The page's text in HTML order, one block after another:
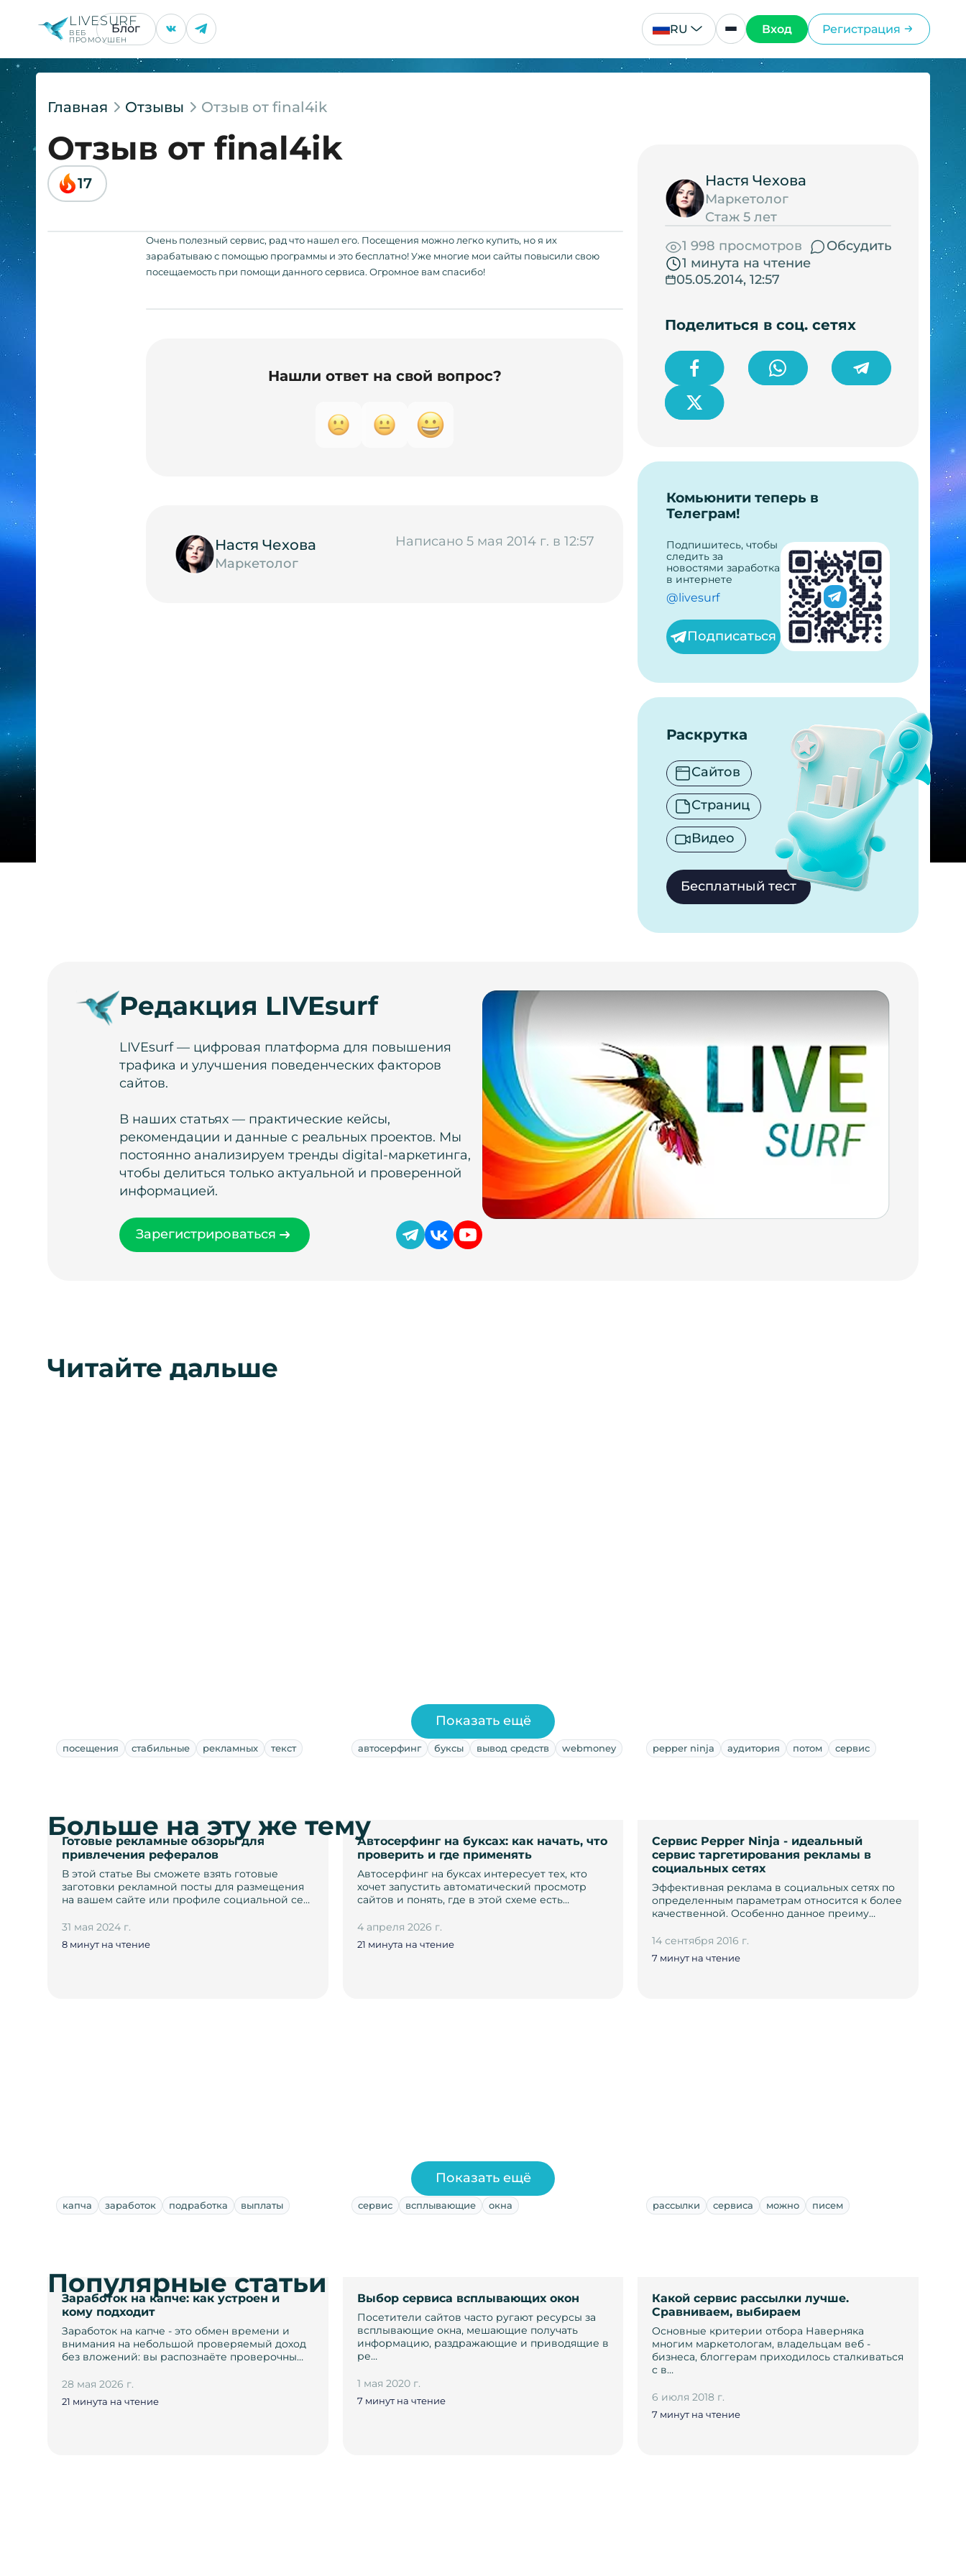
LIVESURF
ВЕБ
ПРОМОУШЕН
Блог RU Вход Регистрация
Главная Отзывы Отзыв от final4ik
Отзыв от final4ik
17
Очень полезный сервис, рад что нашел его. Посещения можно легко купить, но я их
зарабатываю с помощью программы и это бесплатно! Уже многие мои сайты повысили свою
посещаемость при помощи данного сервиса. Огромное вам спасибо!
Нашли ответ на свой вопрос?
Настя Чехова
Маркетолог
Написано 5 мая 2014 г. в 12:57
Настя Чехова
Маркетолог
Стаж 5 лет
1 998 просмотров
Обсудить
1 минута на чтение
05.05.2014, 12:57
Поделиться в соц. сетях
Комьюнити теперь в
Телеграм!
Подпишитесь, чтобы
следить за
новостями заработка
в интернете
@livesurf
Подписаться
Раскрутка
Сайтов
Страниц
Видео
Бесплатный тест
Редакция LIVEsurf
LIVEsurf — цифровая платформа для повышения
трафика и улучшения поведенческих факторов
сайтов.
В наших статьях — практические кейсы,
рекомендации и данные с реальных проектов. Мы
постоянно анализируем тренды digital-маркетинга,
чтобы делиться только актуальной и проверенной
информацией.
Зарегистрироваться
Читайте дальше
посещения стабильные рекламных текст
Готовые рекламные обзоры для
привлечения рефералов
В этой статье Вы сможете взять готовые
заготовки рекламной посты для размещения
на вашем сайте или профиле социальной се…
31 мая 2024 г.
8 минут на чтение
автосерфинг буксы вывод средств webmoney
Автосерфинг на буксах: как начать, что
проверить и где применять
Автосерфинг на буксах интересует тех, кто
хочет запустить автоматический просмотр
сайтов и понять, где в этой схеме есть…
4 апреля 2026 г.
21 минута на чтение
pepper ninja аудитория потом сервис
Сервис Pepper Ninja - идеальный
сервис таргетирования рекламы в
социальных сетях
Эффективная реклама в социальных сетях по
определенным параметрам относится к более
качественной. Особенно данное преиму…
14 сентября 2016 г.
7 минут на чтение
Показать ещё
Больше на эту же тему
капча заработок подработка выплаты
Заработок на капче: как устроен и
кому подходит
Заработок на капче - это обмен времени и
внимания на небольшой проверяемый доход
без вложений: вы распознаёте проверочны…
28 мая 2026 г.
21 минута на чтение
сервис всплывающие окна
Выбор сервиса всплывающих окон
Посетители сайтов часто ругают ресурсы за
всплывающие окна, мешающие получать
информацию, раздражающие и приводящие в
ре…
1 мая 2020 г.
7 минут на чтение
рассылки сервиса можно писем
Какой сервис рассылки лучше.
Сравниваем, выбираем
Основные критерии отбора Наверняка
многим маркетологам, владельцам веб -
бизнеса, блоггерам приходилось сталкиваться
с в…
6 июля 2018 г.
7 минут на чтение
Показать ещё
Популярные статьи